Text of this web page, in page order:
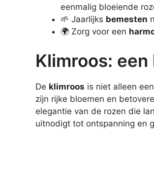
eenmalig bloeiende
🌱 Jaarlijks bemesten
🌍 Zorg voor een
Klimroos:
De klimroos is niet alleen
zijn rijke bloemen en
elegantie van de rozen die
uitnodigt tot ontspanning en